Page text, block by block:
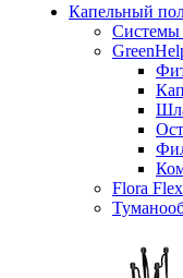
Капельный
Системы
Flora Flex